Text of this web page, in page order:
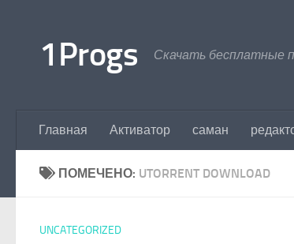
1Progs Скачать бесплатные
Главная Активатор саман
ПОМЕЧЕНО: UTORRENT DOWNLOAD
UNCATEGORIZED